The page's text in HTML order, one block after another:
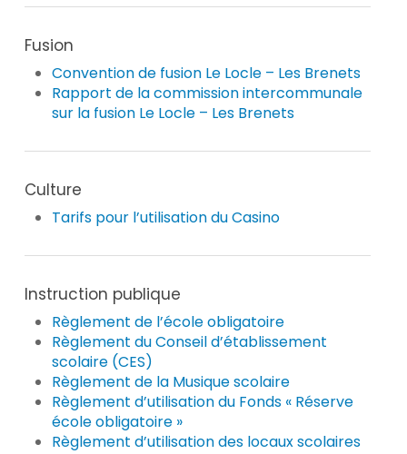
Fusion
Convention de fusion Le Locle – Les Brenets
Rapport de la commission intercommunale
sur la fusion Le Locle – Les Brenets
Culture
Tarifs pour l’utilisation du Casino
Instruction publique
Règlement de l’école obligatoire
Règlement du Conseil d’établissement
scolaire (CES)
Règlement de la Musique scolaire
Règlement d’utilisation du Fonds « Réserve
école obligatoire »
Règlement d’utilisation des locaux scolaires